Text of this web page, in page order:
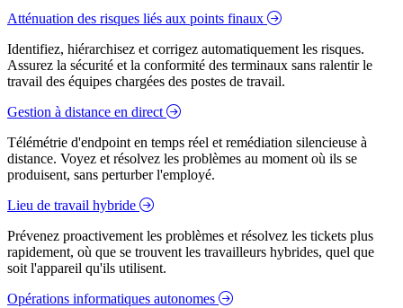
Atténuation des risques liés aux points finaux
Identifiez, hiérarchisez et corrigez automatiquement les risques.
Assurez la sécurité et la conformité des terminaux sans ralentir le
travail des équipes chargées des postes de travail.
Gestion à distance en direct
Télémétrie d'endpoint en temps réel et remédiation silencieuse à
distance. Voyez et résolvez les problèmes au moment où ils se
produisent, sans perturber l'employé.
Lieu de travail hybride
Prévenez proactivement les problèmes et résolvez les tickets plus
rapidement, où que se trouvent les travailleurs hybrides, quel que
soit l'appareil qu'ils utilisent.
Opérations informatiques autonomes